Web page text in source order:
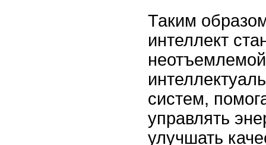
Таким
интеллект
систем,
управлять
улучшать